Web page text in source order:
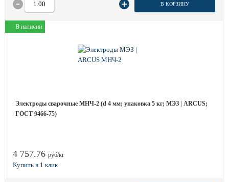
В КОРЗИНУ
В наличии
Электроды сварочные МНЧ-2 (d 4 мм; упаковка 5 кг; МЭЗ | ARCUS;
ГОСТ 9466-75)
4 757.76 руб/кг